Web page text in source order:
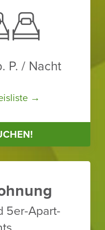
P. / Nacht
→
5er-Apart­